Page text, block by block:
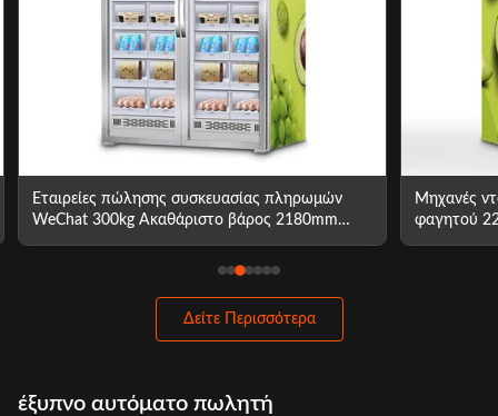
Εταιρείες πώλησης συσκευασίας πληρωμών
WeChat 300kg Ακαθάριστο βάρος 2180mm
Μηχανές
φαγητού
Δείτε Περισσότερα
έξυπνο αυτόματο πωλητή